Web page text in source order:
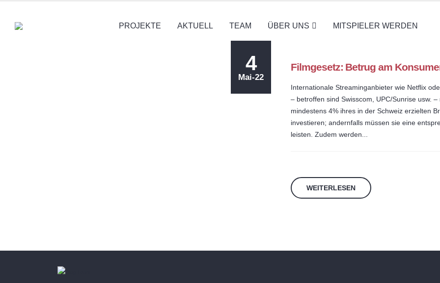
PROJEKTE AKTUELL TEAM ÜBER UNS MITSPIELER WERDEN
4
Mai-22
Filmgesetz: Betrug am
Internationale Streaminganbieter wie Netflix
– betroffen sind Swisscom, UPC/Sunrise usw.
mindestens 4% ihres in der Schweiz erzielten
investieren; andernfalls müssen sie eine
leisten. Zudem werden...
WEITERLESEN